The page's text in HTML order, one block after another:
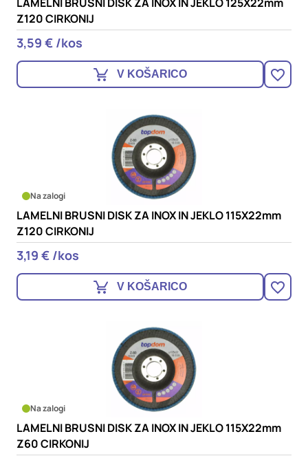
Z120 CIRKONIJ
3,59 € /kos
V KOŠARICO
Na zalogi
LAMELNI BRUSNI DISK ZA INOX IN JEKLO 115X22mm
Z120 CIRKONIJ
3,19 € /kos
V KOŠARICO
Na zalogi
LAMELNI BRUSNI DISK ZA INOX IN JEKLO 115X22mm
Z60 CIRKONIJ